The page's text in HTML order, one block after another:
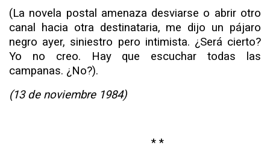
(La novela postal amenaza desviarse o abrir otro
canal hacia otra destinataria, me dijo un pájaro
negro ayer, siniestro pero intimista. ¿Será cierto?
Yo no creo. Hay que escuchar todas las
campanas. ¿No?).
(13 de noviembre 1984)
* *